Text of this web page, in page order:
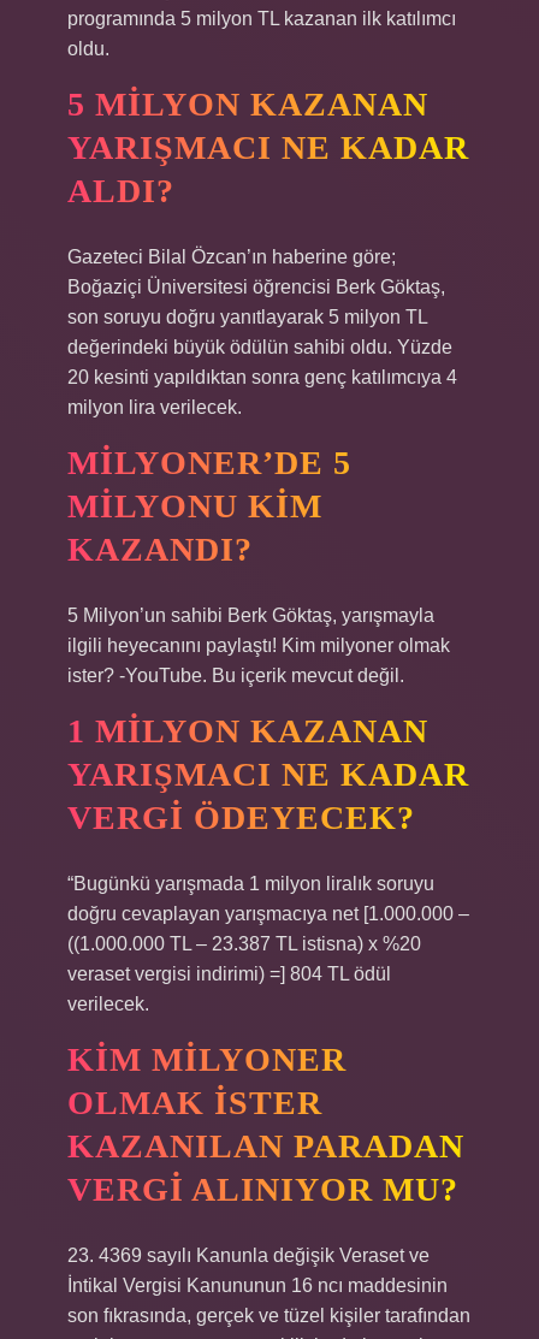
programında 5 milyon TL kazanan ilk katılımcı
oldu.
5 MILYON KAZANAN
YARIŞMACI NE KADAR
ALDI?
Gazeteci Bilal Özcan’ın haberine göre;
Boğaziçi Üniversitesi öğrencisi Berk Göktaş,
son soruyu doğru yanıtlayarak 5 milyon TL
değerindeki büyük ödülün sahibi oldu. Yüzde
20 kesinti yapıldıktan sonra genç katılımcıya 4
milyon lira verilecek.
MILYONER’DE 5
MILYONU KIM
KAZANDI?
5 Milyon’un sahibi Berk Göktaş, yarışmayla
ilgili heyecanını paylaştı! Kim milyoner olmak
ister? -YouTube. Bu içerik mevcut değil.
1 MILYON KAZANAN
YARIŞMACI NE KADAR
VERGI ÖDEYECEK?
“Bugünkü yarışmada 1 milyon liralık soruyu
doğru cevaplayan yarışmacıya net [1.000.000 –
((1.000.000 TL – 23.387 TL istisna) x %20
veraset vergisi indirimi) =] 804 TL ödül
verilecek.
KIM MILYONER
OLMAK İSTER
KAZANILAN PARADAN
VERGI ALINIYOR MU?
23. 4369 sayılı Kanunla değişik Veraset ve
İntikal Vergisi Kanununun 16 ncı maddesinin
son fıkrasında, gerçek ve tüzel kişiler tarafından